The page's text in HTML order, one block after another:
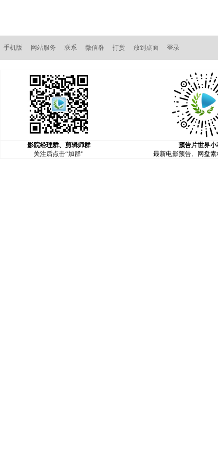
手机版 网站服务 联系 微信群 打赏 放到桌面 登录
影院经理群、剪辑师群
关注后点击“加群”
预告片世界小
最新电影预告、网盘